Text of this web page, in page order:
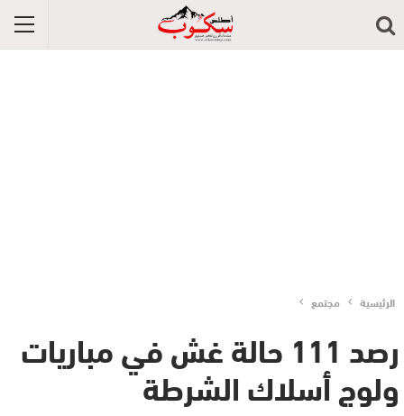
الرئيسية مجتمع
رصد 111 حالة غش في مباريات
ولوج أسلاك الشرطة